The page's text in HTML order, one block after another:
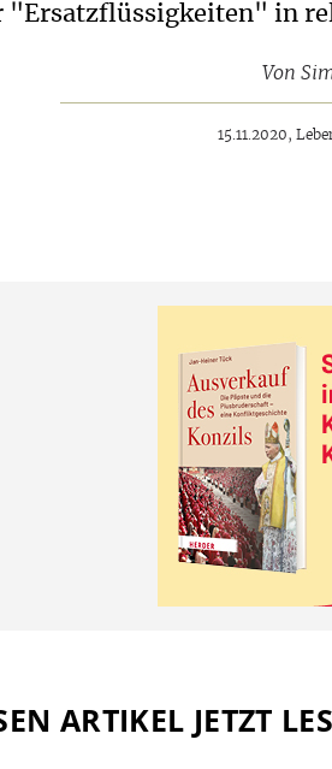
"Ersatzflüssigkeiten" in
Von
15.11.2020,
ARTIKEL JETZT